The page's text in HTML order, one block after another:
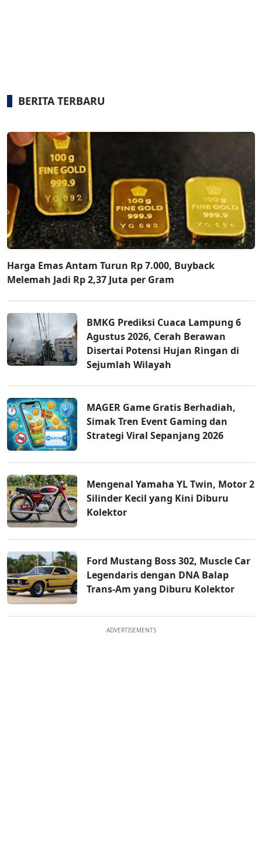
BERITA TERBARU
Harga Emas Antam Turun Rp 7.000, Buyback
Melemah Jadi Rp 2,37 Juta per Gram
BMKG Prediksi Cuaca Lampung 6
Agustus 2026, Cerah Berawan
Disertai Potensi Hujan Ringan di
Sejumlah Wilayah
MAGER Game Gratis Berhadiah,
Simak Tren Event Gaming dan
Strategi Viral Sepanjang 2026
Mengenal Yamaha YL Twin, Motor 2
Silinder Kecil yang Kini Diburu
Kolektor
Ford Mustang Boss 302, Muscle Car
Legendaris dengan DNA Balap
Trans-Am yang Diburu Kolektor
ADVERTISEMENTS